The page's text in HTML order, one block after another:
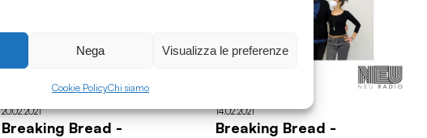
Nega Visualizza le preferenze
Cookie PolicyChi siamo
20.02.2021
Breaking Bread -
14.02.2021
Breaking Bread -